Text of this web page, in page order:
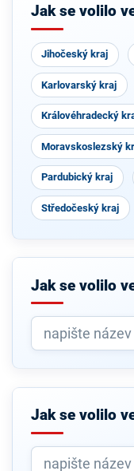
Jak se volilo
Jihočeský kraj
Karlovarský kraj
Královéhradecký
Moravskoslezský
Pardubický kraj
Středočeský kraj
Jak se volilo
Jak se volilo